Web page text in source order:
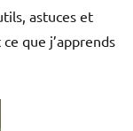
rotatifs
mosaïque de
fonctionner
le
capable de
astuces et
que j’apprends